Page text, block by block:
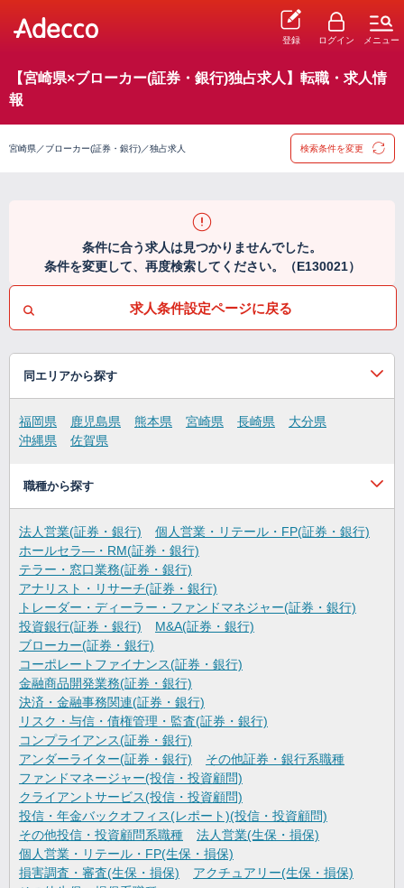
登録 ログイン メニュー
【宮崎県×ブローカー(証券・銀行)独占求人】転職・求人情
報
宮崎県／ブローカー(証券・銀行)／独占求人 検索条件を変更
条件に合う求人は見つかりませんでした。
条件を変更して、再度検索してください。（E130021）
求人条件設定ページに戻る
同エリアから探す
福岡県 鹿児島県 熊本県 宮崎県 長崎県
大分県
沖縄県
佐賀県
職種から探す
法人営業(証券・銀行)
個人営業・リテール・FP(証券・銀行)
ホールセラ―・RM(証券・銀行)
テラー・窓口業務(証券・銀行)
アナリスト・リサーチ(証券・銀行)
トレーダー・ディーラー・ファンドマネジャー(証券・銀行)
投資銀行(証券・銀行)
M&A(証券・銀行)
ブローカー(証券・銀行)
コーポレートファイナンス(証券・銀行)
金融商品開発業務(証券・銀行)
決済・金融事務関連(証券・銀行)
リスク・与信・債権管理・監査(証券・銀行)
コンプライアンス(証券・銀行)
アンダーライター(証券・銀行)
その他証券・銀行系職種
ファンドマネージャー(投信・投資顧問)
クライアントサービス(投信・投資顧問)
投信・年金バックオフィス(レポート)(投信・投資顧問)
その他投信・投資顧問系職種
法人営業(生保・損保)
個人営業・リテール・FP(生保・損保)
損害調査・審査(生保・損保)
アクチュアリー(生保・損保)